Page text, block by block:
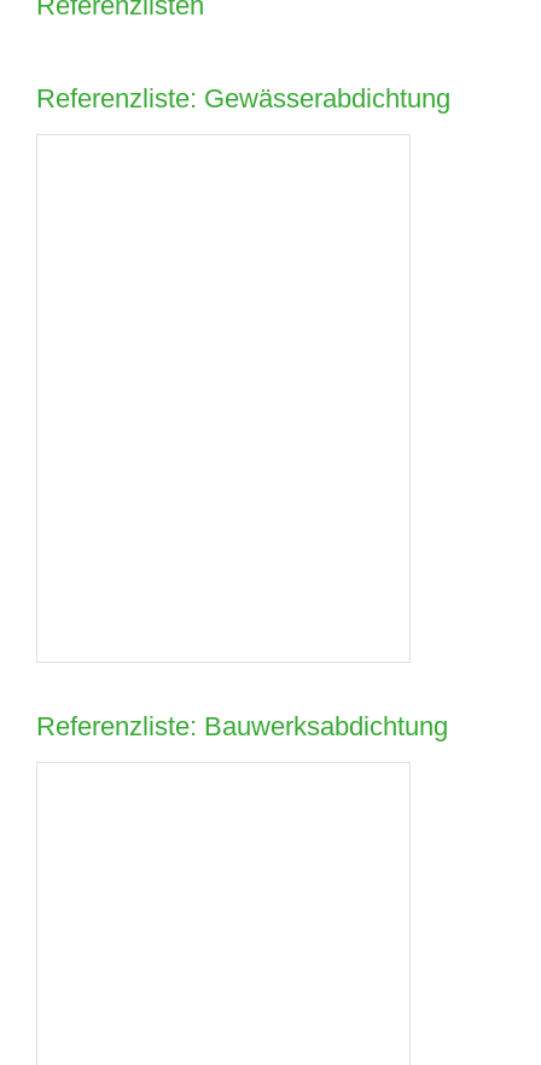
Referenzliste: Gewässerabdichtung
Referenzliste: Bauwerksabdichtung